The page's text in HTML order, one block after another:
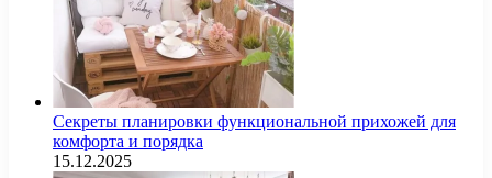
Секреты планировки функциональной прихожей для
комфорта и порядка
15.12.2025